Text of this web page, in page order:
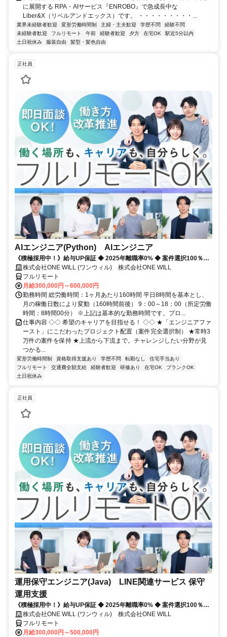
に展開する RPA・AIサービス『ENROBO』で急成長中な
Liber&X（リベルアンドエックス）です。 ・・・・・・・・・...
業界未経験者歓迎 変形労働時間制 主婦・主夫歓迎 学歴不問
経験不問
未経験者歓迎
フルリモート 午前 経験者歓迎 夕方 在宅OK
駅近5分以内
土日祝休み
服装自由 髪型・髪色自由
正社員
AIエンジニア(Python) AIエンジニア
《積極採用中！》給与UP保証 ◆ 2025年離職率0% ◆ 案件選択100％！
◆ 平均残業7時間！
株式会社ONE WILL (ワンウィル) 株式会社ONE WILL
フルリモート
月給300,000円～600,000円
勤務時間 総労働時間：1ヶ月あたり160時間 平日8時間を基本とし、
月の稼働日数により変動（160時間前後） 9：00～18：00（所定労働
時間：8時間00分） ※上記は基本的な勤務時間です。プロ...
仕事内容 ◇◇ 希望のキャリアを目指せる！ ◇◇ ★「エンジニアファ
ースト」にこだわったプロジェクト配置（案件完全選択制） ★常時3
万件の案件を保持 ★上流から下流まで。チャレンジしたい分野が見
つかる...
変形労働時間制 資格取得支援あり 学歴不問 転勤なし
住宅手当あり
フルリモート
交通費全額支給 経験者歓迎 研修あり 在宅OK
ブランクOK
土日祝休み
正社員
運用保守エンジニア(Java) LINE関連サービス 保守
運用支援
《積極採用中！》給与UP保証 ◆ 2025年離職率0% ◆ 案件選択100％！
◆ 平均残業7時間！
株式会社ONE WILL (ワンウィル) 株式会社ONE WILL
フルリモート
月給300,000円～500,000円